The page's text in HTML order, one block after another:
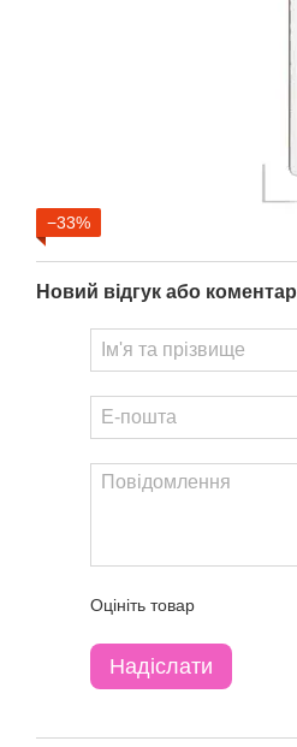
−33%
Новий відгук або коментар
Оцініть товар
Надіслати